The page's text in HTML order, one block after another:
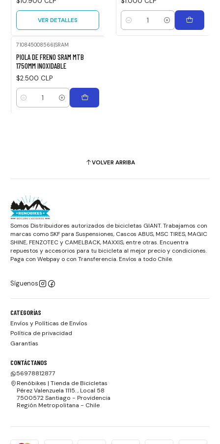
VER DETALLES
Cantidad
710845008566|SRAM
PIOLA DE FRENO SRAM MTB
1750MM INOXIDABLE
$2.500 CLP
Cantidad
VOLVER ARRIBA
Somos Distribuidores autorizados de bicicletas GIANT. Trabajamos con
marcas como SKF para Suspensiones, Cascos ABUS, MSC TIRES, MAGIC
SHINE, FENZOTEC y CAMELBACK, MAXXIS, entre otras. Encuentra
repuestos y accesorios para tu bicicleta al mejor precio y condiciones.
Paga con Webpay o con Transferencia. Envíos a todo Chile.
Síguenos
CATEGORÍAS
Envíos y Políticas de Envíos
Política de privacidad
Garantías
CONTÁCTANOS
56978812877
Renóbikes | Tienda de Bicicletas
Pérez Valenzuela 1115. , Local 58
7500572 Santiago - Providencia
Región Metropolitana - Chile